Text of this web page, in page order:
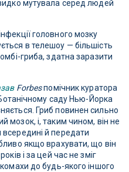
мутувала серед людей
головного мозку
в телешоу — більшість
гриба, здатна заразити
Forbesпомічник куратора
Ботанічному саду Нью-Йорка
Гриб повинен сильно
мозок, і, таким чином, він не
й передати
якщо врахувати, що він
і за цей час не зміг
до будь-якого іншого